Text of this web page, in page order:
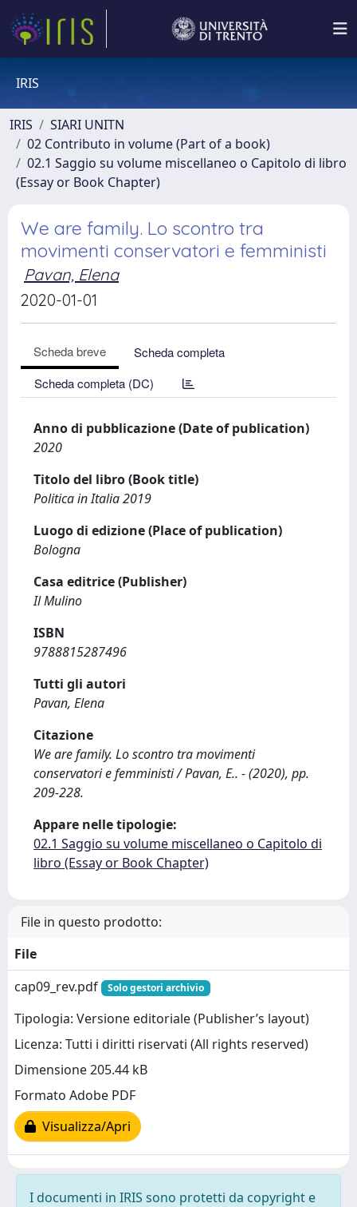
IRIS
IRIS
SIARI UNITN
02 Contributo in volume (Part of a book)
02.1 Saggio su volume miscellaneo o Capitolo di libro
(Essay or Book Chapter)
We are family. Lo scontro tra
movimenti conservatori e femministi
Pavan, Elena
2020-01-01
Scheda breve
Scheda completa
Scheda completa (DC)
Anno di pubblicazione (Date of publication)
2020
Titolo del libro (Book title)
Politica in Italia 2019
Luogo di edizione (Place of publication)
Bologna
Casa editrice (Publisher)
Il Mulino
ISBN
9788815287496
Tutti gli autori
Pavan, Elena
Citazione
We are family. Lo scontro tra movimenti
conservatori e femministi / Pavan, E.. - (2020), pp.
209-228.
Appare nelle tipologie:
02.1 Saggio su volume miscellaneo o Capitolo di
libro (Essay or Book Chapter)
File in questo prodotto:
File
cap09_rev.pdf
Solo gestori archivio
Tipologia: Versione editoriale (Publisher’s layout)
Licenza: Tutti i diritti riservati (All rights reserved)
Dimensione 205.44 kB
Formato Adobe PDF
Visualizza/Apri
I documenti in IRIS sono protetti da copyright e